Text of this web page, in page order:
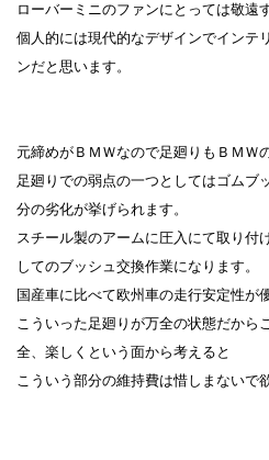
ローバーミニのファンにとっては敬遠
個人的には現代的なデザインでインテ
ンだと思います。
元締めがＢＭＷなので足廻りもＢＭＷ
足廻りでの弱点の一つとしてはゴムブ
分の劣化が挙げられます。
スチール製のアームに圧入にて取り付
してのブッシュ交換作業になります。
国産車に比べて欧州車の走行安定性が
こういった足廻りが万全の状態だから
全、楽しくという面から考えると
こういう部分の維持費は惜しまないで